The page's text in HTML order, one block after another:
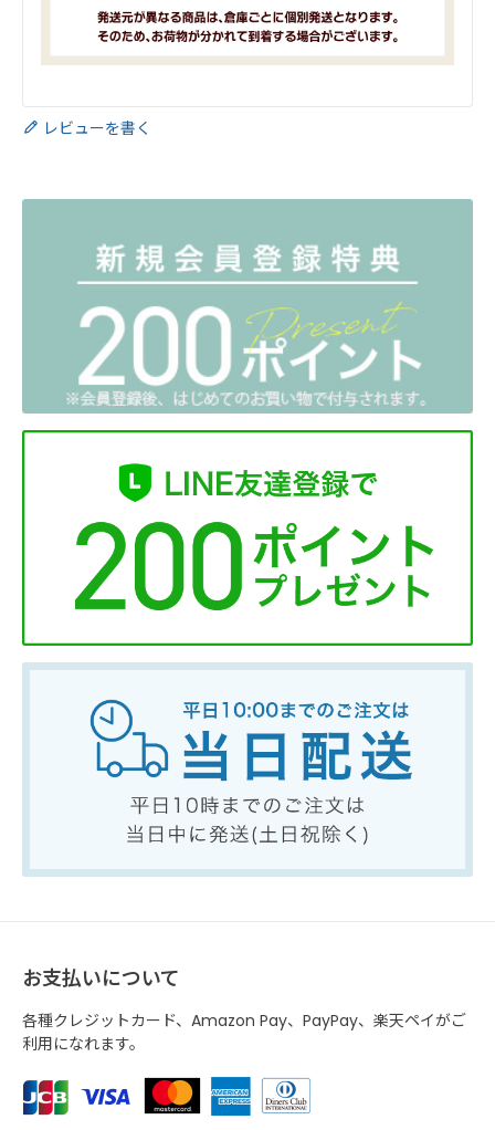
レビューを書く
お支払いについて
各種クレジットカード、Amazon Pay、PayPay、楽天ペイがご
利用になれます。